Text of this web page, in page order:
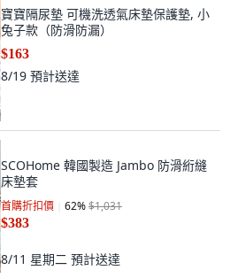
寶寶隔尿墊 可機洗透氣床墊保護墊, 小
兔子款（防滑防漏）
$163
8/19 預計送達
SCOHome 韓國製造 Jambo 防滑絎縫
床墊套
首購折扣價 62%$1,031
$383
8/11 星期二 預計送達